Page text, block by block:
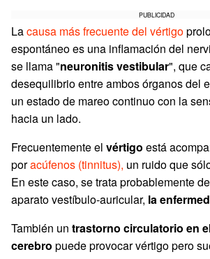
PUBLICIDAD
Lacausa más frecuente del vértigo
espontáneo es una inflamación del
se llama "neuronitis vestibular", que
desequilibrio entre ambos órganos del
un estado de mareo continuo con la
hacia un lado.
Frecuentemente el vértigo está
poracúfenos (tinnitus), un ruido que
En este caso, se trata probablemente
aparato vestíbulo-auricular, la
También un trastorno circulatorio en
cerebro puede provocar vértigo pero